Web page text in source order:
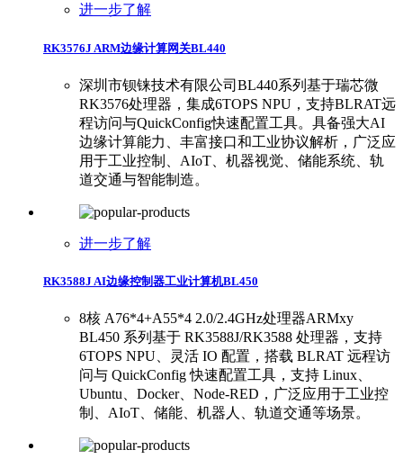
进一步了解
RK3576J ARM边缘计算网关BL440
深圳市钡铼技术有限公司BL440系列基于瑞芯微
RK3576处理器，集成6TOPS NPU，支持BLRAT远
程访问与QuickConfig快速配置工具。具备强大AI
边缘计算能力、丰富接口和工业协议解析，广泛应
用于工业控制、AIoT、机器视觉、储能系统、轨
道交通与智能制造。
进一步了解
RK3588J AI边缘控制器工业计算机BL450
8核 A76*4+A55*4 2.0/2.4GHz处理器ARMxy
BL450 系列基于 RK3588J/RK3588 处理器，支持
6TOPS NPU、灵活 IO 配置，搭载 BLRAT 远程访
问与 QuickConfig 快速配置工具，支持 Linux、
Ubuntu、Docker、Node-RED，广泛应用于工业控
制、AIoT、储能、机器人、轨道交通等场景。